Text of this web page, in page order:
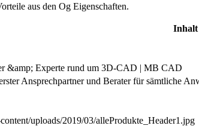
aus den Og Eigenschaften.
Inhalt
&amp; Experte rund um 3D-CAD | MB CAD
Ansprechpartner und Berater für sämtliche
uploads/2019/03/alleProdukte_Header1.jpg